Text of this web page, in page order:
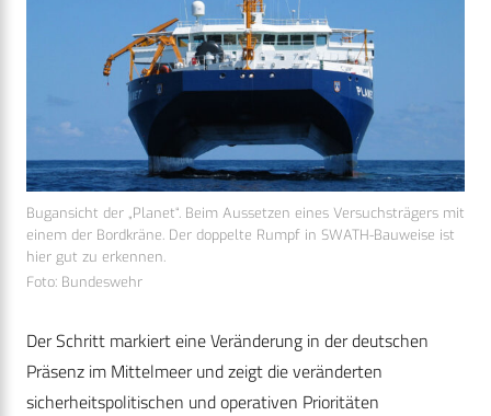
Bugansicht der „Planet“. Beim Aussetzen eines Versuchsträgers mit
einem der Bordkräne. Der doppelte Rumpf in SWATH-Bauweise ist
hier gut zu erkennen.
Foto: Bundeswehr
Der Schritt markiert eine Veränderung in der deutschen
Präsenz im Mittelmeer und zeigt die veränderten
sicherheitspolitischen und operativen Prioritäten